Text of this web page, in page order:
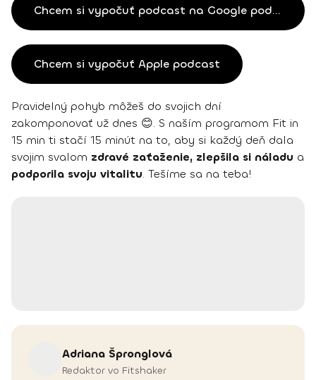
Chcem si vypočuť podcast na Google podcastoch
Chcem si vypočuť Apple podcast
Pravidelný pohyb môžeš do svojich dní
zakomponovať už dnes 😊. S naším programom Fit in
15 min ti stačí 15 minút na to, aby si každý deň dala
svojim svalom zdravé zaťaženie, zlepšila si náladu a
podporila svoju vitalitu. Tešíme sa na teba!
Adriana Špronglová
Redaktor vo Fitshaker